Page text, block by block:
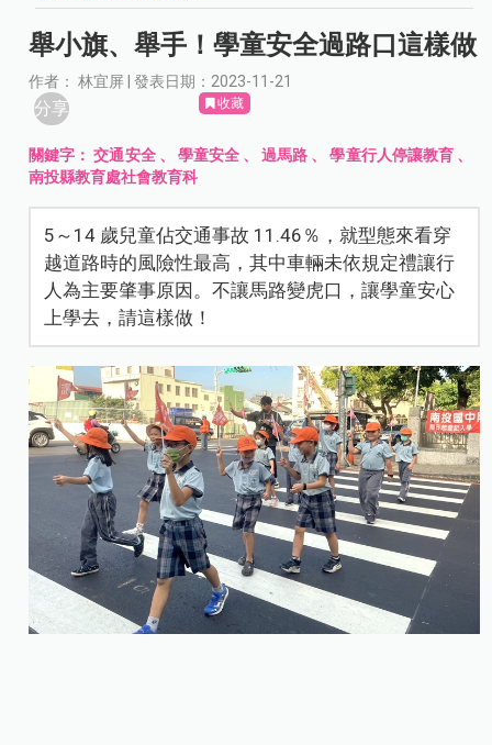
舉小旗、舉手！學童安全過路口這樣做
作者： 林宜屏 | 發表日期：2023-11-21
分享 收藏
關鍵字：交通安全、 學童安全 、過馬路 、學童行人停讓教育、
南投縣教育處社會教育科
5～14 歲兒童佔交通事故 11.46％，就型態來看穿
越道路時的風險性最高，其中車輛未依規定禮讓行
人為主要肇事原因。不讓馬路變虎口，讓學童安心
上學去，請這樣做！